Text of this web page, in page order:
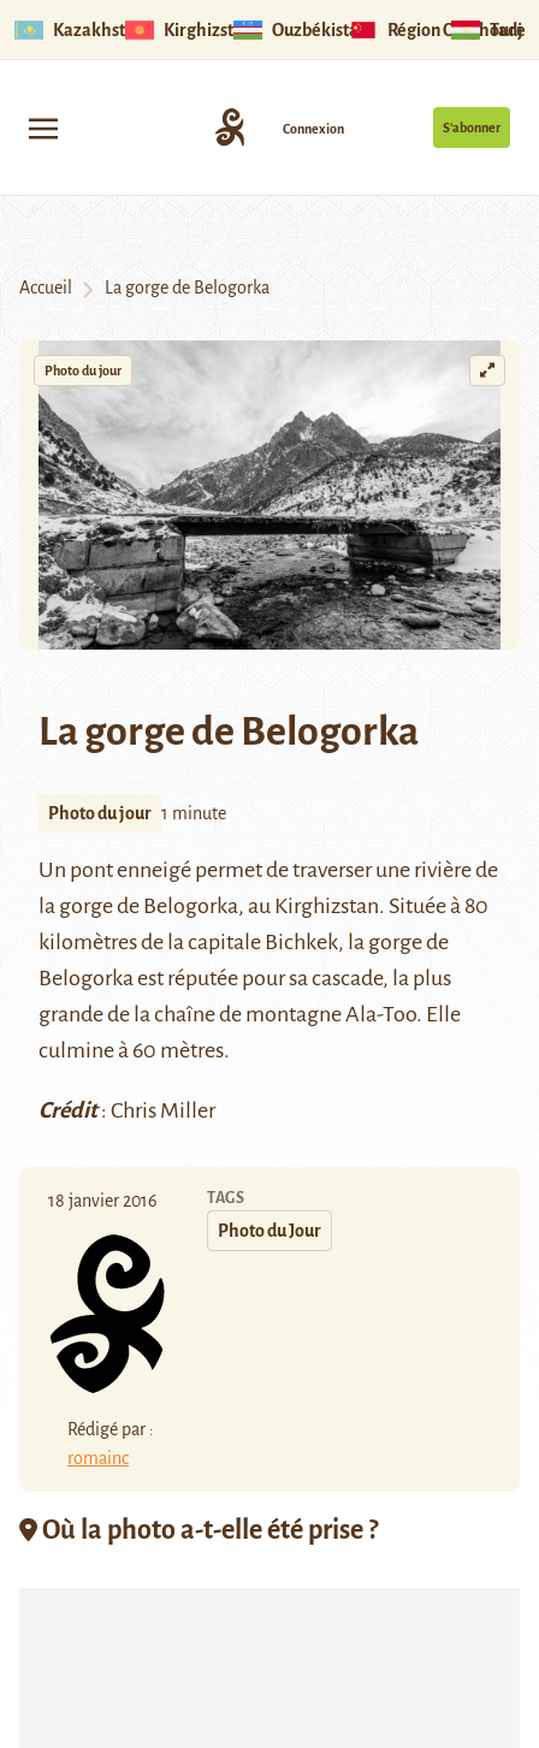
Kazakhstan Kirghizstan Ouzbékistan Région Ouïghoure
S’abonner
Connexion
Accueil La gorge de Belogorka
Photo du jour
La gorge de Belogorka
Photo du jour 1 minute
Un pont enneigé permet de traverser une rivière de
la gorge de Belogorka, au Kirghizstan. Située à 80
kilomètres de la capitale Bichkek, la gorge de
Belogorka est réputée pour sa cascade, la plus
grande de la chaîne de montagne Ala-Too. Elle
culmine à 60 mètres.
Crédit: Chris Miller
18 janvier 2016
Rédigé par :
romainc
TAGS
Photo du Jour
Où la photo a-t-elle été prise ?